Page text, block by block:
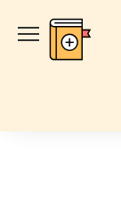
содержанию